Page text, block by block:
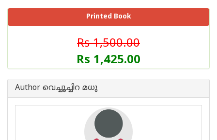
Printed Book
Rs 1,500.00
Rs 1,425.00
Author വെച്ചൂച്ചിറ മധു